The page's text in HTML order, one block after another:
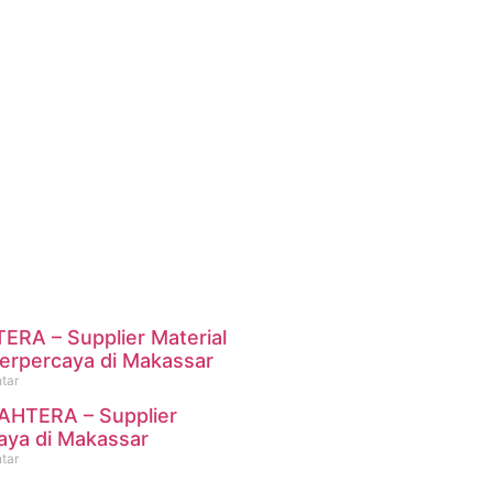
– Supplier Material
di Makassar
– Supplier
di Makassar